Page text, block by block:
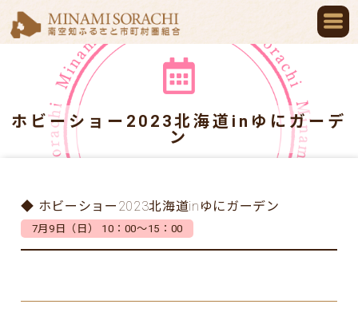
ホビーショー2023北海道inゆにガーデ
ン
◆ ホビーショー2023北海道inゆにガーデン
7月9日（日） 10：00～15：00